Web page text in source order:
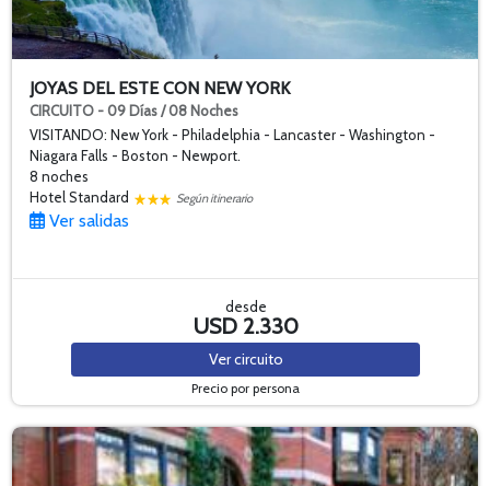
JOYAS DEL ESTE CON NEW YORK
CIRCUITO - 09 Días / 08 Noches
VISITANDO: New York - Philadelphia - Lancaster - Washington -
Niagara Falls - Boston - Newport.
8 noches
Hotel Standard
Según itinerario
Ver salidas
desde
USD 2.330
Vercircuito
Precio por persona